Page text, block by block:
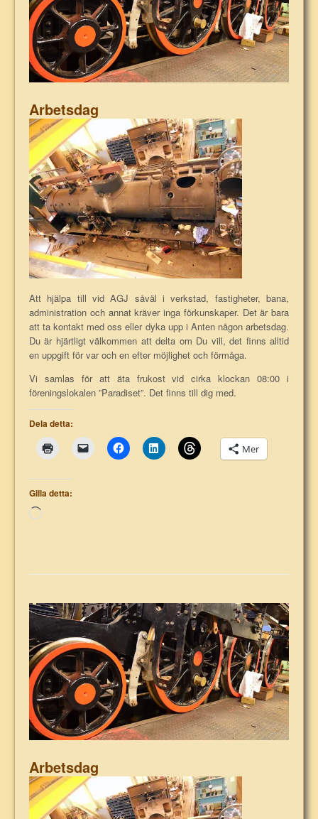
Arbetsdag
Att hjälpa till vid AGJ såväl i verkstad, fastigheter, bana,
administration och annat kräver inga förkunskaper. Det är bara
att ta kontakt med oss eller dyka upp i Anten någon arbetsdag.
Du är hjärtligt välkommen att delta om Du vill, det finns alltid
en uppgift för var och en efter möjlighet och förmåga.
Vi samlas för att äta frukost vid cirka klockan 08:00 i
föreningslokalen ”Paradiset”. Det finns till dig med.
Dela detta:
Mer
Gilla detta:
Laddar
Arbetsdag